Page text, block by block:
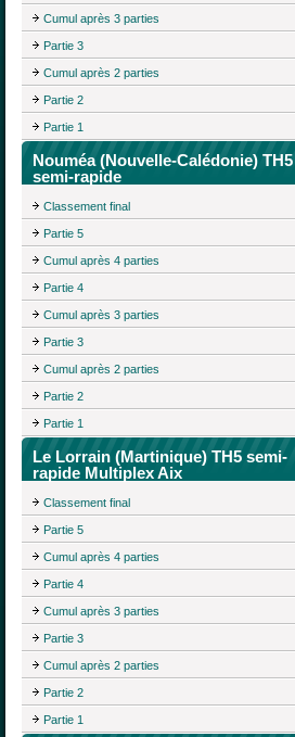
Cumul après 3 parties
Partie 3
Cumul après 2 parties
Partie 2
Partie 1
Nouméa (Nouvelle-Calédonie) TH5
semi-rapide
Classement final
Partie 5
Cumul après 4 parties
Partie 4
Cumul après 3 parties
Partie 3
Cumul après 2 parties
Partie 2
Partie 1
Le Lorrain (Martinique) TH5 semi-
rapide Multiplex Aix
Classement final
Partie 5
Cumul après 4 parties
Partie 4
Cumul après 3 parties
Partie 3
Cumul après 2 parties
Partie 2
Partie 1